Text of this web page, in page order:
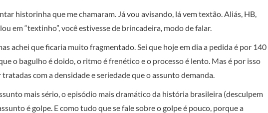
historinha que me chamaram. Já vou avisando, lá vem textão. Aliás, HB,
em “textinho”, você estivesse de brincadeira, modo de falar.
achei que ficaria muito fragmentado. Sei que hoje em dia a pedida é por 140
o bagulho é doido, o ritmo é frenético e o processo é lento. Mas é por isso
com a densidade e seriedade que o assunto demanda.
mais sério, o episódio mais dramático da história brasileira (desculpem
é golpe. E como tudo que se fale sobre o golpe é pouco, porque a